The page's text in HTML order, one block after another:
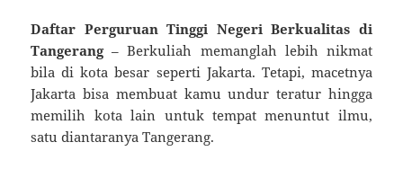
Daftar Perguruan Tinggi Negeri Berkualitas di
Tangerang– Berkuliah memanglah lebih nikmat
bila di kota besar seperti Jakarta. Tetapi, macetnya
Jakarta bisa membuat kamu undur teratur hingga
memilih kota lain untuk tempat menuntut ilmu,
satu diantaranya Tangerang.